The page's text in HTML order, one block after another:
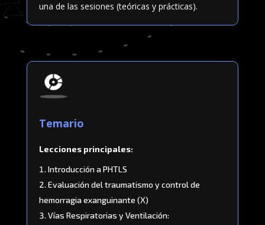
una de las sesiones (teóricas y prácticas).
Temario
Lecciones principales:
Introducción a PHTLS
Evaluación del traumatismo y control de
hemorragia exanguinante (X)
Vías Respiratorias y Ventilación: